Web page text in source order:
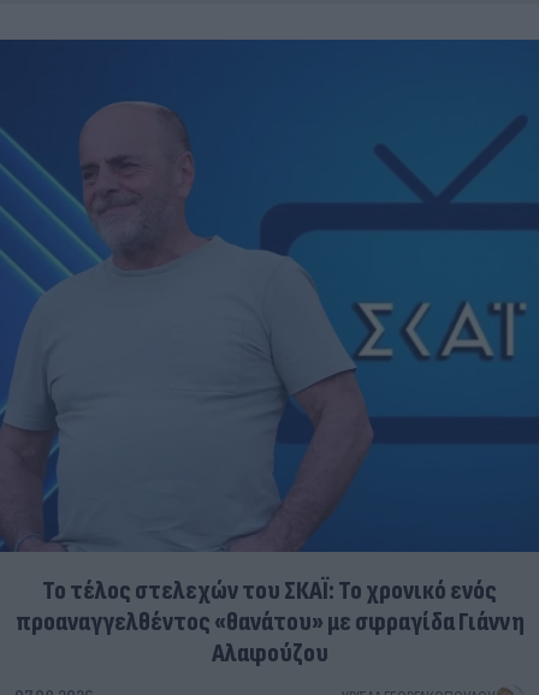
Το τέλος στελεχών του ΣΚΑΪ: Το χρονικό ενός
προαναγγελθέντος «θανάτου» με σφραγίδα Γιάννη
Αλαφούζου